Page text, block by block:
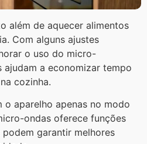
além de aquecer alimentos
Com alguns ajustes
o uso do micro-
ajudam a economizar tempo
cozinha.
o aparelho apenas no modo
ondas oferece funções
garantir melhores